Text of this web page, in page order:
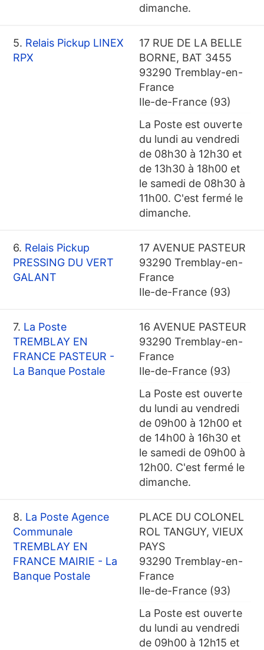
dimanche.
5. Relais Pickup LINEX
RPX
17 RUE DE LA BELLE
BORNE, BAT 3455
93290 Tremblay-en-
France
Ile-de-France (93)
La Poste est ouverte
du lundi au vendredi
de 08h30 à 12h30 et
de 13h30 à 18h00 et
le samedi de 08h30 à
11h00. C'est fermé le
dimanche.
6. Relais Pickup
PRESSING DU VERT
GALANT
17 AVENUE PASTEUR
93290 Tremblay-en-
France
Ile-de-France (93)
7. La Poste
TREMBLAY EN
FRANCE PASTEUR -
La Banque Postale
16 AVENUE PASTEUR
93290 Tremblay-en-
France
Ile-de-France (93)
La Poste est ouverte
du lundi au vendredi
de 09h00 à 12h00 et
de 14h00 à 16h30 et
le samedi de 09h00 à
12h00. C'est fermé le
dimanche.
8. La Poste Agence
Communale
TREMBLAY EN
FRANCE MAIRIE - La
Banque Postale
PLACE DU COLONEL
ROL TANGUY, VIEUX
PAYS
93290 Tremblay-en-
France
Ile-de-France (93)
La Poste est ouverte
du lundi au vendredi
de 09h00 à 12h15 et